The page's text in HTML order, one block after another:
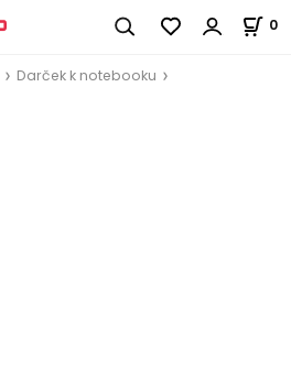
0
Darček k notebooku